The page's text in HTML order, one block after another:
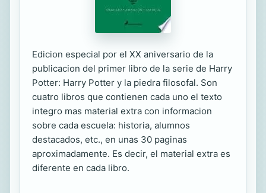
Edicion especial por el XX aniversario de la
publicacion del primer libro de la serie de Harry
Potter: Harry Potter y la piedra filosofal. Son
cuatro libros que contienen cada uno el texto
integro mas material extra con informacion
sobre cada escuela: historia, alumnos
destacados, etc., en unas 30 paginas
aproximadamente. Es decir, el material extra es
diferente en cada libro.